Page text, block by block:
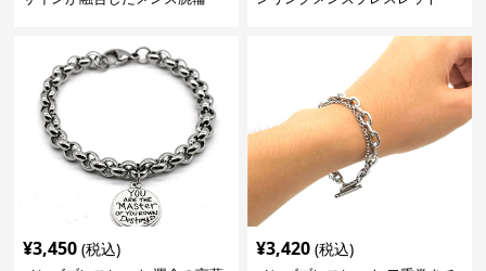
¥3,450 (税込) ¥3,420 (税込)